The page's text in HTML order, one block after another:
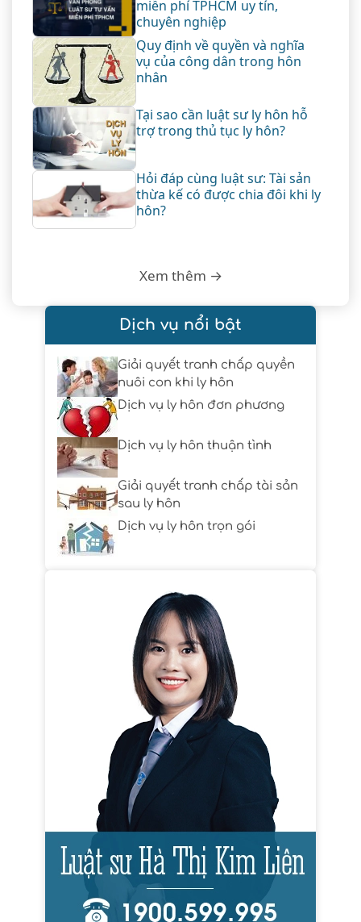
miễn phí TPHCM uy tín,
chuyên nghiệp
Quy định về quyền và nghĩa
vụ của công dân trong hôn
nhân
Tại sao cần luật sư ly hôn hỗ
trợ trong thủ tục ly hôn?
Hỏi đáp cùng luật sư: Tài sản
thừa kế có được chia đôi khi ly
hôn?
Xem thêm →
Dịch vụ nổi bật
Giải quyết tranh chấp quyền
nuôi con khi ly hôn
Dịch vụ ly hôn đơn phương
Dịch vụ ly hôn thuận tình
Giải quyết tranh chấp tài sản
sau ly hôn
Dịch vụ ly hôn trọn gói